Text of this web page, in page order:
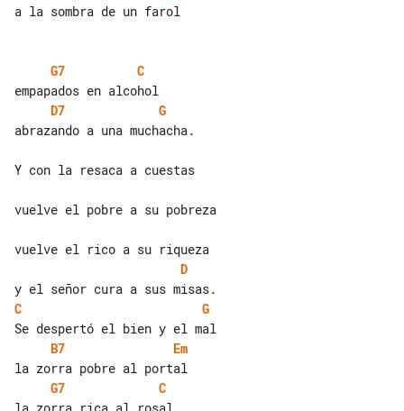
a la sombra de un farol
G7
C
D7
G
abrazando a una muchacha.
Y con la resaca a cuestas
vuelve el pobre a su pobreza
D
C
G
B7
Em
G7
C